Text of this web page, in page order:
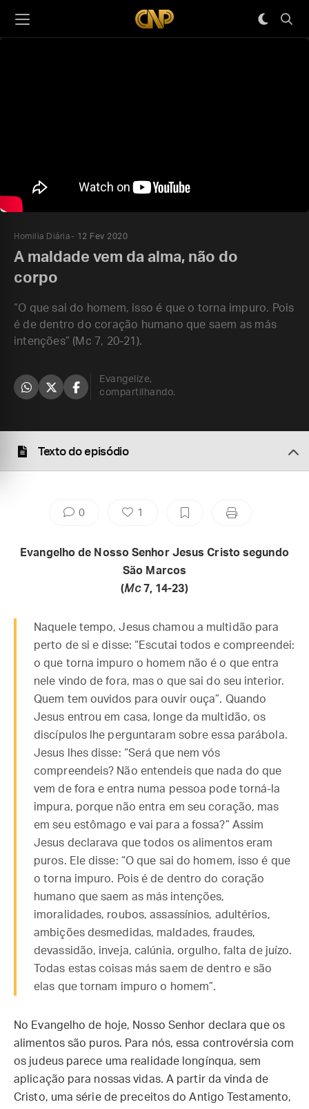
Homilia Diária 12 Fev 2020
A maldade vem da alma, não do
corpo
“O que sai do homem, isso é que o torna impuro. Pois
é de dentro do coração humano que saem as más
intenções” (Mc 7, 20-21).
Evangelize,
compartilhando.
Texto do episódio
0 1
Evangelho de Nosso Senhor Jesus Cristo segundo
São Marcos
(Mc7, 14-23)
Naquele tempo, Jesus chamou a multidão para
perto de si e disse: “Escutai todos e compreendei:
o que torna impuro o homem não é o que entra
nele vindo de fora, mas o que sai do seu interior.
Quem tem ouvidos para ouvir ouça”. Quando
Jesus entrou em casa, longe da multidão, os
discípulos lhe perguntaram sobre essa parábola.
Jesus lhes disse: “Será que nem vós
compreendeis? Não entendeis que nada do que
vem de fora e entra numa pessoa pode torná-la
impura, porque não entra em seu coração, mas
em seu estômago e vai para a fossa?” Assim
Jesus declarava que todos os alimentos eram
puros. Ele disse: “O que sai do homem, isso é que
o torna impuro. Pois é de dentro do coração
humano que saem as más intenções,
imoralidades, roubos, assassínios, adultérios,
ambições desmedidas, maldades, fraudes,
devassidão, inveja, calúnia, orgulho, falta de juízo.
Todas estas coisas más saem de dentro e são
elas que tornam impuro o homem”.
No Evangelho de hoje, Nosso Senhor declara que os
alimentos são puros. Para nós, essa controvérsia com
os judeus parece uma realidade longínqua, sem
aplicação para nossas vidas. A partir da vinda de
Cristo, uma série de preceitos do Antigo Testamento,